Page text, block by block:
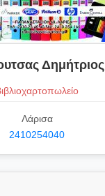
Δημήτριος
Λάρισα
2410254040